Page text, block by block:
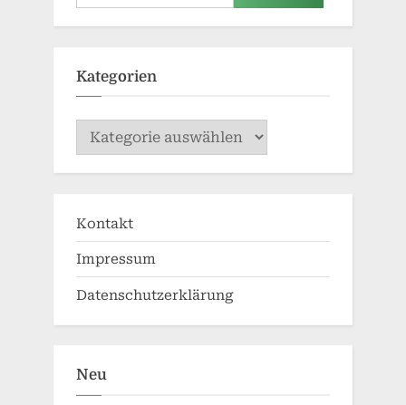
nach:
Kategorien
Kategorien
Kontakt
Impressum
Datenschutzerklärung
Neu